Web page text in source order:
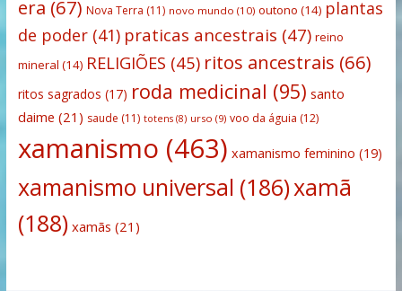
era (67) Nova Terra (11) novo mundo (10) outono (14) plantas
de poder(41) praticas ancestrais (47) reino
mineral (14) RELIGIÕES (45) ritos ancestrais (66)
ritos sagrados (17) roda medicinal (95) santo
daime (21) saude (11) totens(8) urso (9) voo da águia (12)
xamanismo (463) xamanismo feminino (19)
xamanismo universal (186)xamã
(188) xamãs (21)